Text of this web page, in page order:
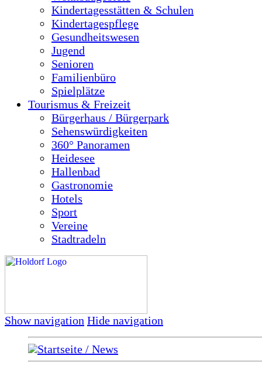
Kindertagesstätten & Schulen
Kindertagespflege
Gesundheitswesen
Jugend
Senioren
Familienbüro
Spielplätze
Tourismus & Freizeit
Bürgerhaus / Bürgerpark
Sehenswürdigkeiten
360° Panoramen
Heidesee
Hallenbad
Gastronomie
Hotels
Sport
Vereine
Stadtradeln
Show navigation Hide navigation
Startseite / News